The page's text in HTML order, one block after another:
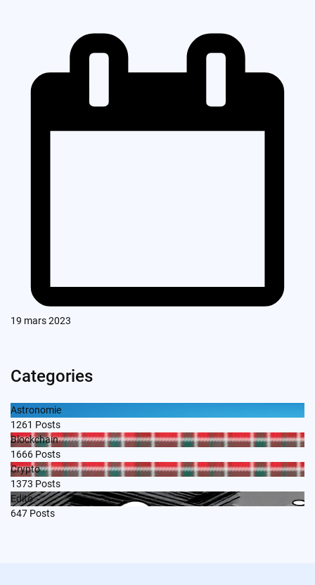
19 mars 2023
Categories
Astronomie
1261 Posts
Blockchain
1666 Posts
Crypto
1373 Posts
Edito
647 Posts